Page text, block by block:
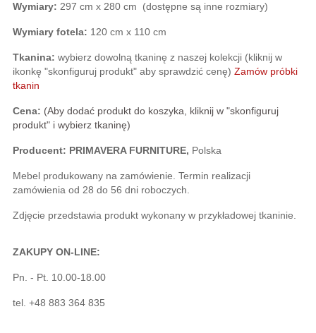
Wymiary: 297 cm x 280 cm  (dostępne są inne rozmiary)
Wymiary fotela: 120 cm x 110 cm
Tkanina: wybierz dowolną tkaninę z naszej kolekcji (kliknij w
ikonkę "skonfiguruj produkt" aby sprawdzić cenę) Zamów próbki
tkanin
Cena: (Aby dodać produkt do koszyka, kliknij w "skonfiguruj
produkt" i wybierz tkaninę)
Producent: PRIMAVERA FURNITURE, Polska
Mebel produkowany na zamówienie. Termin realizacji
zamówienia od 28 do 56 dni roboczych.
Zdjęcie przedstawia produkt wykonany w przykładowej tkaninie.
ZAKUPY ON-LINE:
Pn. - Pt. 10.00-18.00
tel. +48 883 364 835